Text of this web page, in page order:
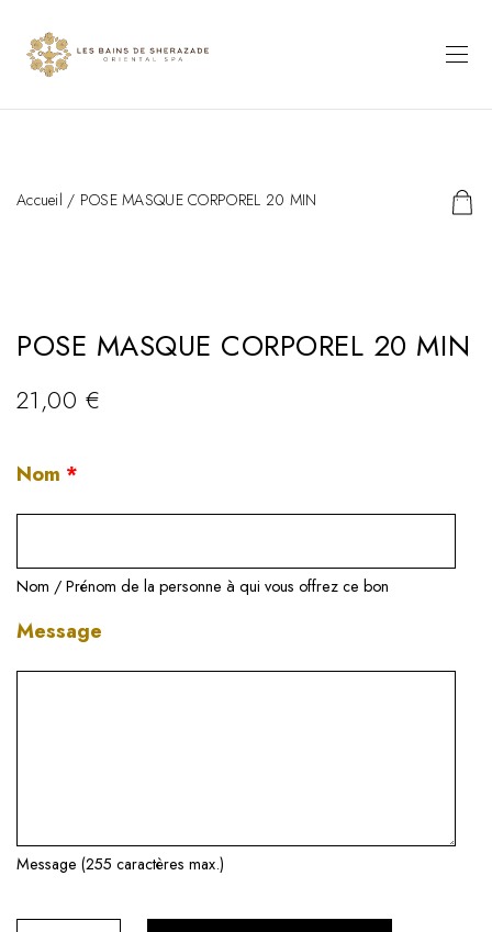
Accueil / POSE MASQUE CORPOREL 20 MIN
POSE MASQUE CORPOREL 20 MIN
21,00 €
Nom *
Nom / Prénom de la personne à qui vous offrez ce bon
Message
Message (255 caractères max.)